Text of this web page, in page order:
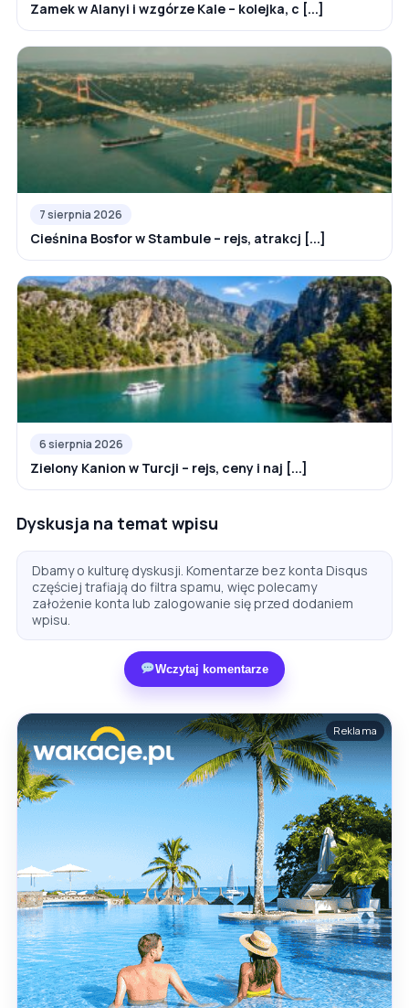
Zamek w Alanyi i wzgórze Kale – kolejka, c [...]
7 sierpnia 2026
Cieśnina Bosfor w Stambule – rejs, atrakcj [...]
6 sierpnia 2026
Zielony Kanion w Turcji – rejs, ceny i naj [...]
Dyskusja na temat wpisu
Dbamy o kulturę dyskusji. Komentarze bez konta Disqus
częściej trafiają do filtra spamu, więc polecamy
założenie konta lub zalogowanie się przed dodaniem
wpisu.
Wczytaj komentarze
Reklama